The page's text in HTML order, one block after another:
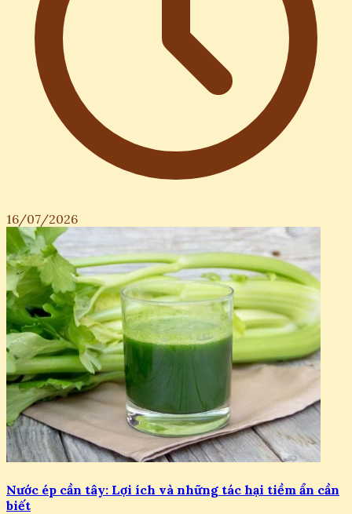
16/07/2026
Nước ép cần tây: Lợi ích và những tác hại tiềm ẩn cần
biết